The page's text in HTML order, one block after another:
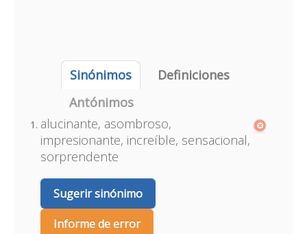
Sinónimos
Definiciones
Antónimos
alucinante, asombroso,
impresionante, increíble, sensacional,
sorprendente
Sugerir sinónimo
Informe de error